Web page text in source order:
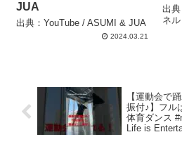
JUA
出典：YouTube / ASUMI & JUA
2024.03.21
出
ネル
【運動会で
振付♪】フル
体育ダンス
Life is